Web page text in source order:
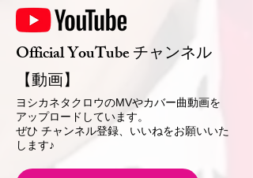
Official YouTube チャンネル
【動画】
ヨシカネタクロウのMVやカバー曲動画を
アップロードしています。
​ぜひ チャンネル登録、いいねをお願いいた
します♪